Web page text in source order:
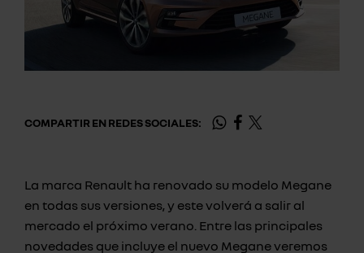
COMPARTIR EN REDES SOCIALES:
La marca Renault ha renovado su modelo Megane
en todas sus versiones, y este volverá a salir al
mercado el próximo verano. Entre las principales
novedades que incluye el nuevo Megane veremos